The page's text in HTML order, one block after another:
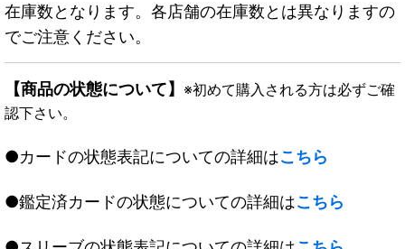
在庫数となります。各店舗の在庫数とは異なりますの
でご注意ください。
【商品の状態について】 ※初めて購入される方は必ずご確
認下さい。
●カードの状態表記についての詳細はこちら
●鑑定済カードの状態についての詳細はこちら